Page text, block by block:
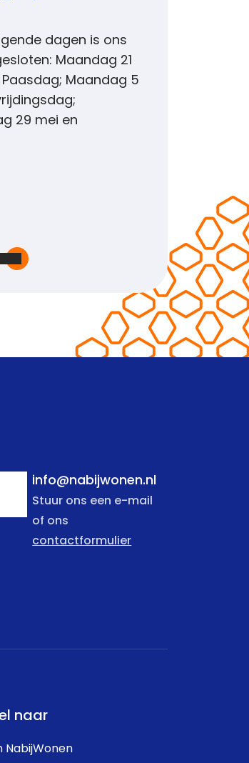
dagen is ons
Maandag 21
Maandag 5
29 mei en
info@nabijwonen.nl
Stuur ons een e-mail
of ons
contactformulier
naar
NabijWonen